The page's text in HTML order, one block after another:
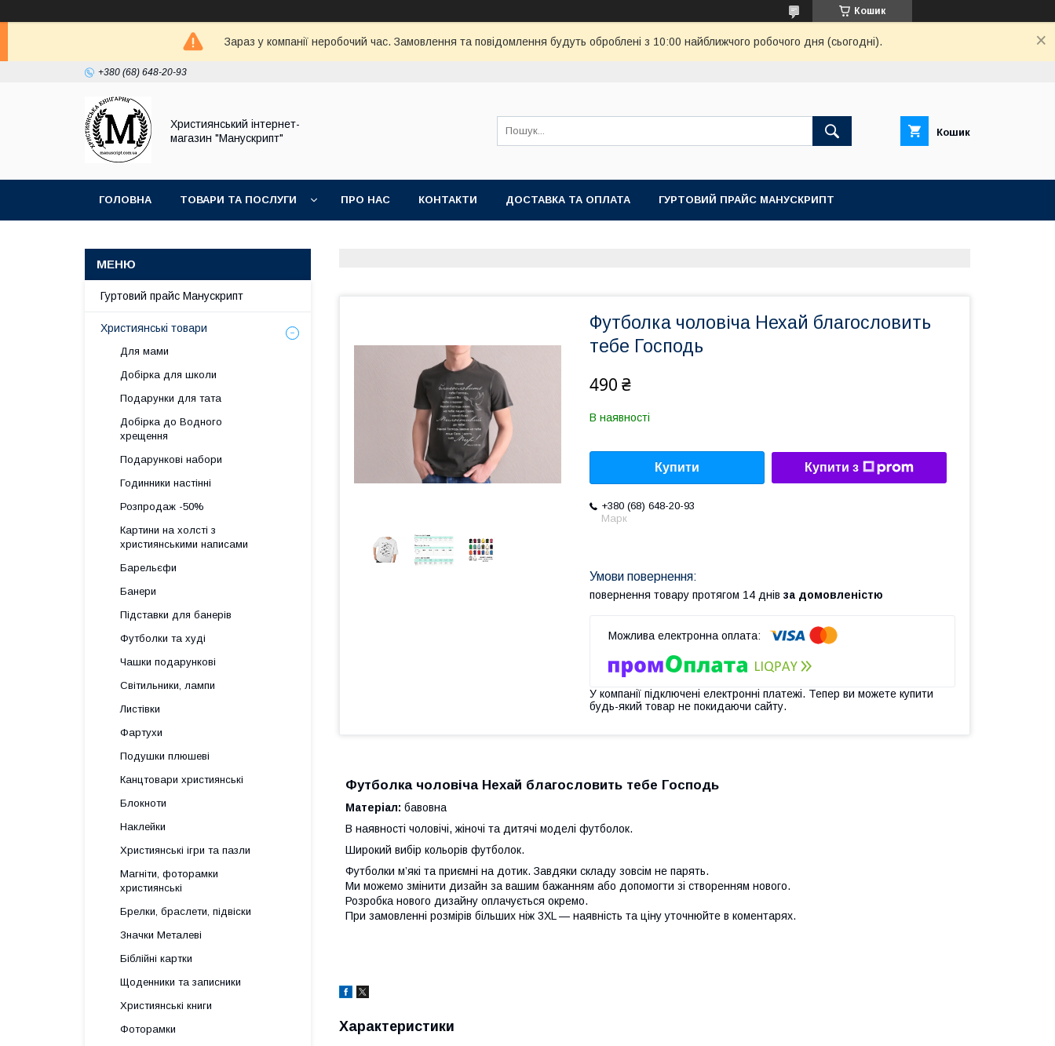
Кошик
Зараз у компанії неробочий час. Замовлення та повідомлення будуть оброблені з 10:00 найближчого робочого дня (сьогодні).
+380 (68) 648-20-93
Християнський інтернет-
магазин "Манускрипт"
Кошик
ГОЛОВНА ТОВАРИ ТА ПОСЛУГИ ПРО НАС КОНТАКТИ ДОСТАВКА ТА ОПЛАТА ГУРТОВИЙ ПРАЙС МАНУСКРИПТ
Футболка чоловіча Нехай благословить
тебе Господь
490 ₴
В наявності
Купити Купити з
+380 (68) 648-20-93
Марк
повернення товару протягом 14 днів за домовленістю
У компанії підключені електронні платежі. Тепер ви можете купити
будь-який товар не покидаючи сайту.
Футболка чоловіча Нехай благословить тебе Господь
Матеріал: бавовна
В наявності чоловічі, жіночі та дитячі моделі футболок.
Широкий вибір кольорів футболок.
Футболки м’які та приємні на дотик. Завдяки складу зовсім не парять.
Ми можемо змінити дизайн за вашим бажанням або допомогти зі створенням нового.
Розробка нового дизайну оплачується окремо.
При замовленні розмірів більших ніж 3XL — наявність та ціну уточнюйте в коментарях.
Характеристики
Гуртовий прайс Манускрипт
Християнські товари
Для мами
Добірка для школи
Подарунки для тата
Добірка до Водного
хрещення
Подарункові набори
Годинники настінні
Розпродаж -50%
Картини на холсті з
християнськими написами
Барельєфи
Банери
Підставки для банерів
Футболки та худі
Чашки подарункові
Світильники, лампи
Листівки
Фартухи
Подушки плюшеві
Канцтовари християнські
Блокноти
Наклейки
Християнські ігри та пазли
Магніти, фоторамки
християнські
Брелки, браслети, підвіски
Значки Металеві
Біблійні картки
Щоденники та записники
Християнські книги
Фоторамки